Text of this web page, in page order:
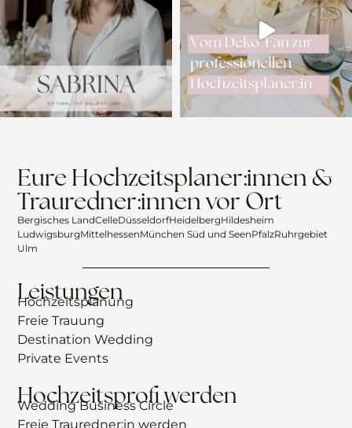
Eure Hochzeitsplaner:innen &
Trauredner:innen vor Ort
Bergisches LandCelleDüsseldorfHeidelbergHildesheim
LudwigsburgMittelhessenMünchen Süd und SeenPfalzRuhrgebiet
Ulm
Leistungen
Hochzeitsplanung
Freie Trauung
Destination Wedding
Private Events
Hochzeitsprofi werden
Wedding Business Circle
Freie Trauredner:in werden